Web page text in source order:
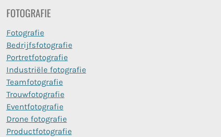
FOTOGRAFIE
Fotografie
Bedrijfsfotografie
Portretfotografie
Industriële fotografie
Teamfotografie
Trouwfotografie
Eventfotografie
Drone fotografie
Productfotografie